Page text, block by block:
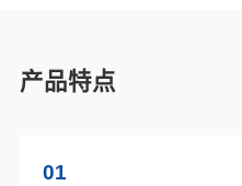
产品特点
01